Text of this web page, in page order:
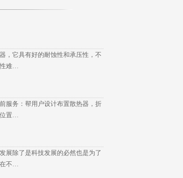
，它具有好的耐蚀性和承压性，不
性难…
服务：帮用户设计布置散热器，折
位置…
展除了是科技发展的必然也是为了
在不…